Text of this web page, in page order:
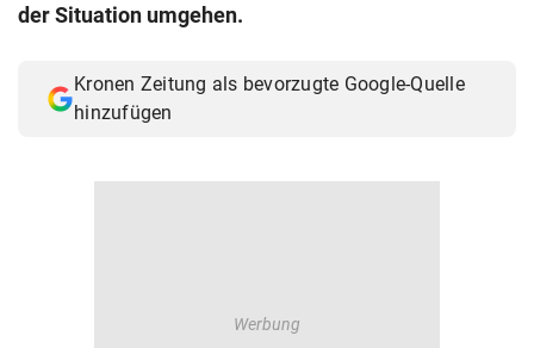
der Situation umgehen.
Kronen Zeitung als bevorzugte Google-Quelle
hinzufügen